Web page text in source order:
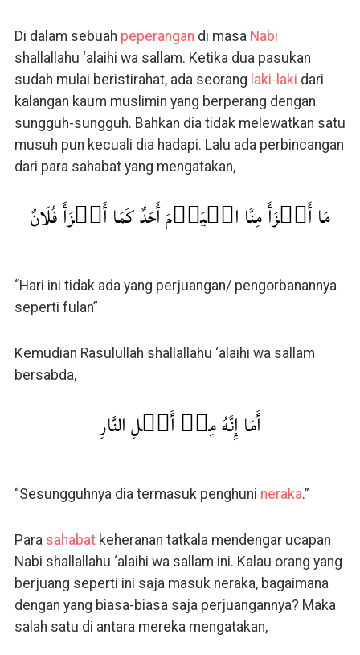
Di dalam sebuah peperangan di masa Nabi
shallallahu ‘alaihi wa sallam. Ketika dua pasukan
sudah mulai beristirahat, ada seorang laki-laki dari
kalangan kaum muslimin yang berperang dengan
sungguh-sungguh. Bahkan dia tidak melewatkan satu
musuh pun kecuali dia hadapi. Lalu ada perbincangan
dari para sahabat yang mengatakan,
مَا أَجۡزَأَ مِنَّا الۡيَوۡمَ أَحَدٌ كَمَا أَجۡزَأَ فُلَانٌ
“Hari ini tidak ada yang perjuangan/ pengorbanannya
seperti fulan”
Kemudian Rasulullah shallallahu ‘alaihi wa sallam
bersabda,
أَمَا إِنَّهُ مِنۡ أَهۡلِ النَّارِ
“Sesungguhnya dia termasuk penghuni neraka.”
Para sahabatkeheranan tatkala mendengar ucapan
Nabi shallallahu ‘alaihi wa sallam ini. Kalau orang yang
berjuang seperti ini saja masuk neraka, bagaimana
dengan yang biasa-biasa saja perjuangannya? Maka
salah satu di antara mereka mengatakan,